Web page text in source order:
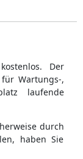
Der
Wartungs-,
laufende
durch
haben Sie